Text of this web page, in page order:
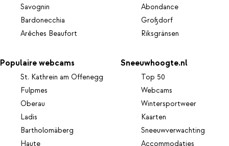
Savognin
Bardonecchia
Arêches Beaufort
Abondance
Großdorf
Riksgränsen
Populaire webcams
St. Kathrein am Offenegg
Fulpmes
Oberau
Ladis
Bartholomäberg
Haute
Sneeuwhoogte.nl
Top 50
Webcams
Wintersportweer
Kaarten
Sneeuwverwachting
Accommodaties